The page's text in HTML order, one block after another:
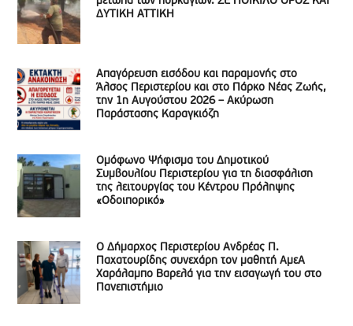
ΔΥΤΙΚΗ ΑΤΤΙΚΗ
Απαγόρευση εισόδου και παραμονής στο
Άλσος Περιστερίου και στο Πάρκο Νέας Ζωής,
την 1η Αυγούστου 2026 – Ακύρωση
Παράστασης Καραγκιόζη
Ομόφωνο Ψήφισμα του Δημοτικού
Συμβουλίου Περιστερίου για τη διασφάλιση
της λειτουργίας του Κέντρου Πρόληψης
«Οδοιπορικό»
Ο Δήμαρχος Περιστερίου Ανδρέας Π.
Παχατουρίδης συνεχάρη τον μαθητή ΑμεΑ
Χαράλαμπο Βαρελά για την εισαγωγή του στο
Πανεπιστήμιο